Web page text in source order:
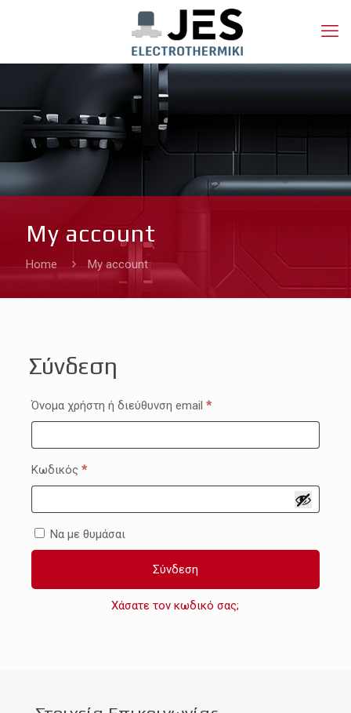
My account
Home My account
Σύνδεση
Όνομα χρήστη ή διεύθυνση email *Απαιτείται
Κωδικός *Απαιτείται
Να με θυμάσαι
Σύνδεση
Χάσατε τον κωδικό σας;